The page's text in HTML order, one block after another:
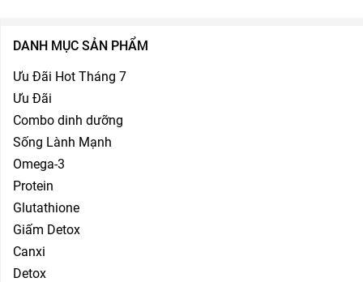
DANH MỤC SẢN PHẨM
Ưu Đãi Hot Tháng 7
Ưu Đãi
Combo dinh dưỡng
Sống Lành Mạnh
Omega-3
Protein
Glutathione
Giấm Detox
Canxi
Detox